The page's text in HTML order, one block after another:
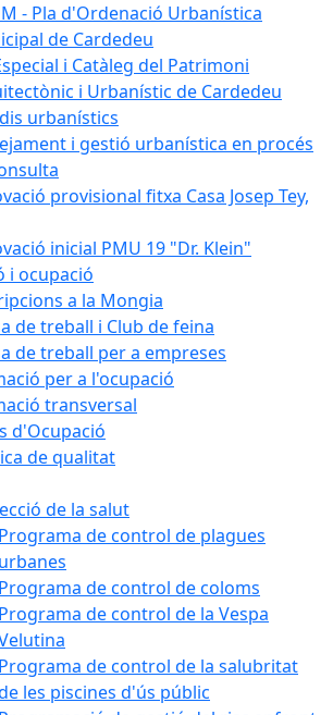
- Pla d'Ordenació Urbanística
de Cardedeu
i Catàleg del Patrimoni
i Urbanístic de Cardedeu
urbanístics
i gestió urbanística en procés
provisional fitxa Casa Josep Tey,
inicial PMU 19 "Dr. Klein"
i ocupació
a la Mongia
de treball i Club de feina
de treball per a empreses
per a l'ocupació
transversal
d'Ocupació
de qualitat
de la salut
Programa de control de plagues
urbanes
Programa de control de coloms
Programa de control de la Vespa
Programa de control de la salubritat
les piscines d'ús públic